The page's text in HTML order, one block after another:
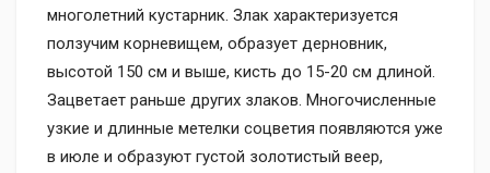
многолетний кустарник. Злак характеризуется
ползучим корневищем, образует дерновник,
высотой 150 см и выше, кисть до 15-20 см длиной.
Зацветает раньше других злаков. Многочисленные
узкие и длинные метелки соцветия появляются уже
в июле и образуют густой золотистый веер,